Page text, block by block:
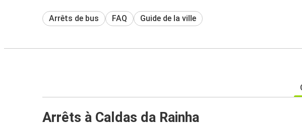
Arrêts de bus FAQ Guide de la ville
Arrêts à Caldas da Rainha